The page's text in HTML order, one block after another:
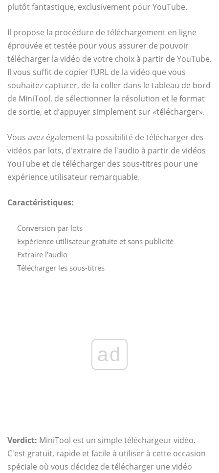
plutôt fantastique, exclusivement pour YouTube.
Il propose la procédure de téléchargement en ligne
éprouvée et testée pour vous assurer de pouvoir
télécharger la vidéo de votre choix à partir de YouTube.
Il vous suffit de copier l’URL de la vidéo que vous
souhaitez capturer, de la coller dans le tableau de bord
de MiniTool, de sélectionner la résolution et le format
de sortie, et d’appuyer simplement sur «télécharger».
Vous avez également la possibilité de télécharger des
vidéos par lots, d'extraire de l'audio à partir de vidéos
YouTube et de télécharger des sous-titres pour une
expérience utilisateur remarquable.
Caractéristiques:
Conversion par lots
Expérience utilisateur gratuite et sans publicité
Extraire l'audio
Télécharger les sous-titres
ad
Verdict: MiniTool est un simple téléchargeur vidéo.
C'est gratuit, rapide et facile à utiliser à cette occasion
spéciale où vous décidez de télécharger une vidéo